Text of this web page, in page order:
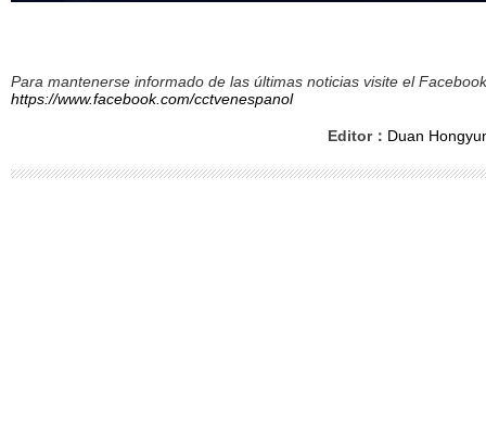
Para mantenerse informado de las últimas noticias visite el
https://www.facebook.com/cctvenespanol
Editor： Duan